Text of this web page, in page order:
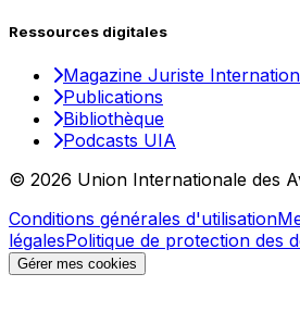
Ressources digitales
Magazine Juriste
Publications
Bibliothèque
Podcasts UIA
© 2026 Union Internationale des
Conditions générales d'utilisation
légalesPolitique de protection des
Gérer mes cookies